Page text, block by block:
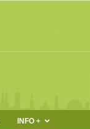
INFO +